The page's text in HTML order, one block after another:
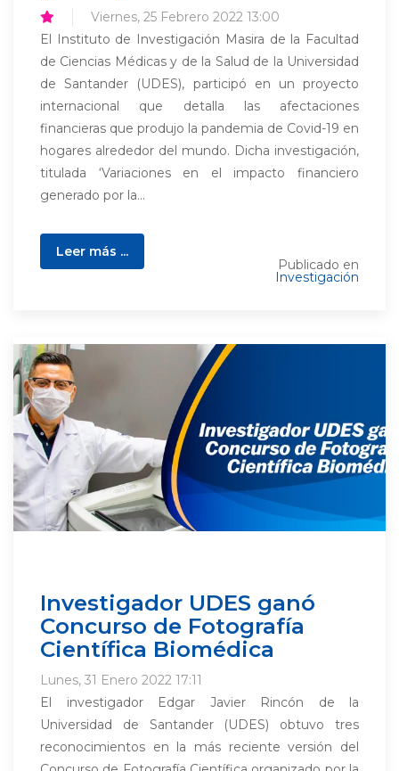
Viernes, 25 Febrero 2022 13:00
El Instituto de Investigación Masira de la Facultad
de Ciencias Médicas y de la Salud de la Universidad
de Santander (UDES), participó en un proyecto
internacional que detalla las afectaciones
financieras que produjo la pandemia de Covid-19 en
hogares alrededor del mundo. Dicha investigación,
titulada ‘Variaciones en el impacto financiero
generado por la...
Leer más ...
Publicado en
Investigación
Investigador UDES ganó
Concurso de Fotografía
Científica Biomédica
Lunes, 31 Enero 2022 17:11
El investigador Edgar Javier Rincón de la
Universidad de Santander (UDES) obtuvo tres
reconocimientos en la más reciente versión del